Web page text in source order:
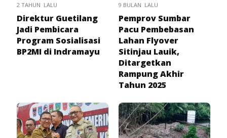
2 TAHUN LALU
Direktur Guetilang
Jadi Pembicara
Program Sosialisasi
BP2MI di Indramayu
9 BULAN LALU
Pemprov Sumbar
Pacu Pembebasan
Lahan Flyover
Sitinjau Lauik,
Ditargetkan
Rampung Akhir
Tahun 2025